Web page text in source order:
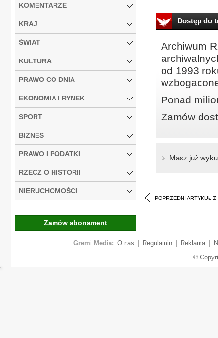
Dostęp do
Archiwum
od 1993
Ponad
Zamów
Masz już
POPRZEDNI ARTYKUŁ Z
KOMENTARZE
KRAJ
ŚWIAT
KULTURA
PRAWO CO DNIA
EKONOMIA I RYNEK
SPORT
BIZNES
PRAWO I PODATKI
RZECZ O HISTORII
NIERUCHOMOŚCI
Zamów abonament
Gremi Media: O nas Regulamin Reklama
©